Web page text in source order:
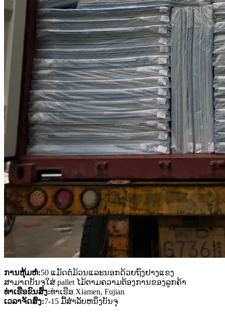
ການຫຸ້ມຫໍ່:50 ແມັດຕໍ່ມ້ວນແລະນອກດ້ວຍຖົງຢາງແຂງ
ສາມາດບັນຈຸໃສ່ pallet ໄມ້ຕາມຄວາມຕ້ອງການຂອງລູກຄ້າ
ທ່າເຮືອຂົນສົ່ງ:ທ່າເຮືອ Xiamen, Fujian
ເວລາຈັດສົ່ງ:7-15 ມື້ສໍາລັບຫນຶ່ງບັນຈຸ